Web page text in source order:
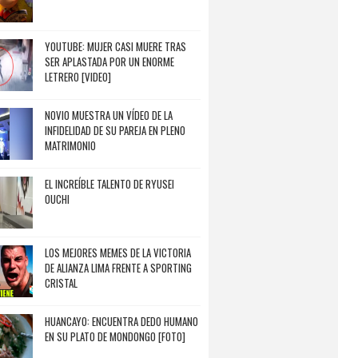
YOUTUBE: MUJER CASI MUERE TRAS
SER APLASTADA POR UN ENORME
LETRERO [VIDEO]
NOVIO MUESTRA UN VÍDEO DE LA
INFIDELIDAD DE SU PAREJA EN PLENO
MATRIMONIO
EL INCREÍBLE TALENTO DE RYUSEI
OUCHI
LOS MEJORES MEMES DE LA VICTORIA
DE ALIANZA LIMA FRENTE A SPORTING
CRISTAL
HUANCAYO: ENCUENTRA DEDO HUMANO
EN SU PLATO DE MONDONGO [FOTO]